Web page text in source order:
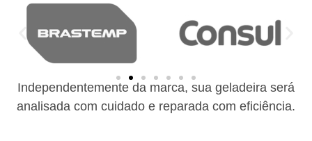
Independentemente da marca, sua geladeira será
analisada com cuidado e reparada com eficiência.